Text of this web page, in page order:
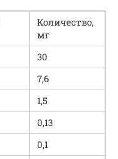
Количество,
мг
30
7,6
1,5
0,13
0,1